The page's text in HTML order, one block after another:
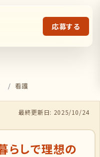
応募する
看護
最終更新日: 2025/10/24
しで理想の